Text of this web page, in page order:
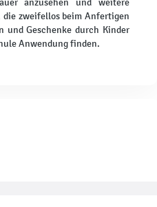
zweifellos beim Anfertigen
und Geschenke durch Kinder
Anwendung finden.